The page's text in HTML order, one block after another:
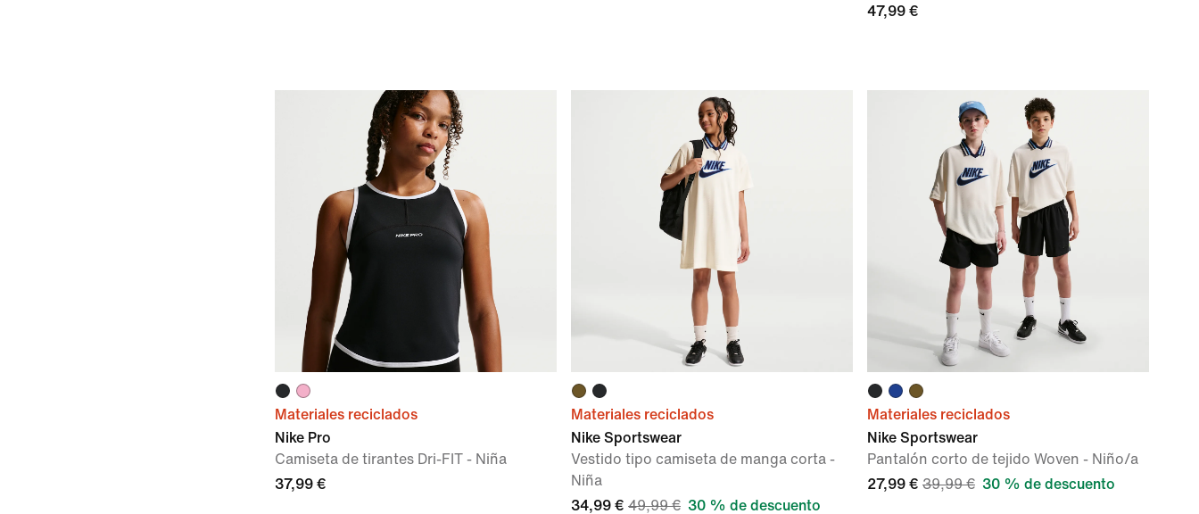
47,99 €
Materiales reciclados
Nike Pro
Camiseta de tirantes Dri-FIT - Niña
37,99 €
Materiales reciclados
Nike Sportswear
Vestido tipo camiseta de manga corta -
Niña
34,99 € 49,99 € 30 % de descuento
Materiales reciclados
Nike Sportswear
Pantalón corto de tejido Woven - Niño/a
27,99 € 39,99 € 30 % de descuento